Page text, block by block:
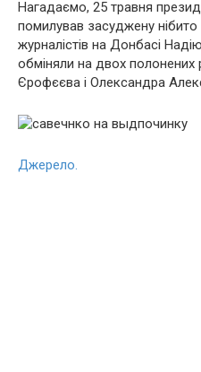
Нагадаємо, 25 травня
помилував засуджену
журналістів на Донбасі
обміняли на двох полонених
Єрофєєва і Олександра
Джерело.